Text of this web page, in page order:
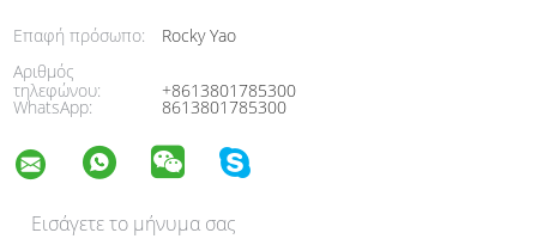
Επαφή πρόσωπο:
Rocky Yao
Αριθμός
τηλεφώνου:
+8613801785300
WhatsApp: 8613801785300
Εισάγετε το μήνυμα σας